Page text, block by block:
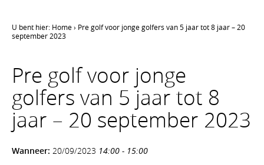
U bent hier: Home› Pre golf voor jonge golfers van 5 jaar tot 8 jaar – 20
september 2023
Pre golf voor jonge
golfers van 5 jaar tot 8
jaar – 20 september 2023
Wanneer: 20/09/2023 14:00 - 15:00